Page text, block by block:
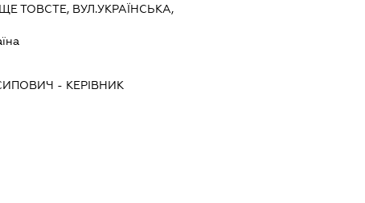
ТОВСТЕ, ВУЛ.УКРАЇНСЬКА,
- КЕРІВНИК